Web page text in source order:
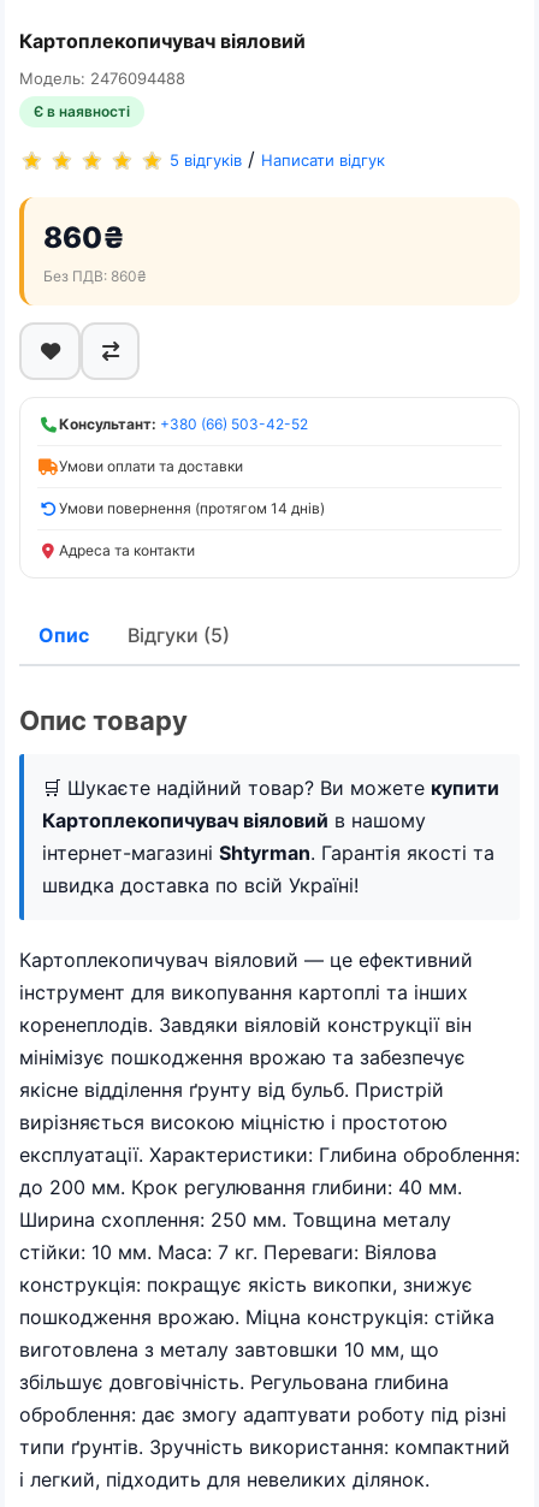
Картоплекопичувач віяловий
Модель: 2476094488
Є в наявності
5 відгуків / Написати відгук
860₴
Без ПДВ: 860₴
Консультант: +380 (66) 503-42-52
Умови оплати та доставки
Умови повернення (протягом 14 днів)
Адреса та контакти
Опис Відгуки (5)
Опис товару
🛒 Шукаєте надійний товар? Ви можете купити
Картоплекопичувач віяловий в нашому
інтернет-магазині Shtyrman. Гарантія якості та
швидка доставка по всій Україні!
Картоплекопичувач віяловий — це ефективний
інструмент для викопування картоплі та інших
коренеплодів. Завдяки віяловій конструкції він
мінімізує пошкодження врожаю та забезпечує
якісне відділення ґрунту від бульб. Пристрій
вирізняється високою міцністю і простотою
експлуатації. Характеристики: Глибина оброблення:
до 200 мм. Крок регулювання глибини: 40 мм.
Ширина схоплення: 250 мм. Товщина металу
стійки: 10 мм. Маса: 7 кг. Переваги: Віялова
конструкція: покращує якість викопки, знижує
пошкодження врожаю. Міцна конструкція: стійка
виготовлена з металу завтовшки 10 мм, що
збільшує довговічність. Регульована глибина
оброблення: дає змогу адаптувати роботу під різні
типи ґрунтів. Зручність використання: компактний
і легкий, підходить для невеликих ділянок.